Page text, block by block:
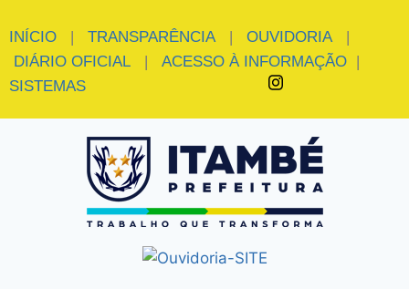
INÍCIO | TRANSPARÊNCIA| OUVIDORIA|
DIÁRIO OFICIAL | ACESSO À INFORMAÇÃO |
SISTEMAS